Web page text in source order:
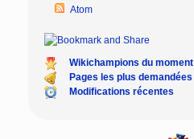
Atom
Wikichampions du moment
Pages les plus demandées
Modifications récentes